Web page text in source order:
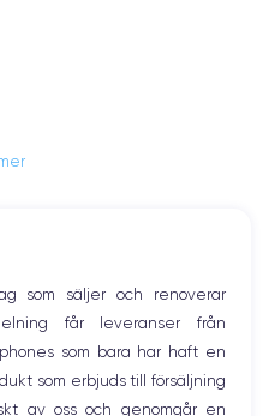
4
Fréq. processeur
2.23 GHz
som säljer och renoverar
får leveranser från
som bara har haft en
som erbjuds till försäljning
av oss och genomgår en